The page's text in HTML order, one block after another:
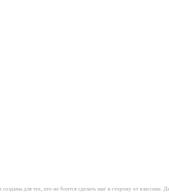
для тех, кто не боится сделать шаг в сторону от